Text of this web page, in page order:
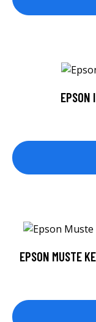
EPSON
EPSON MUSTE